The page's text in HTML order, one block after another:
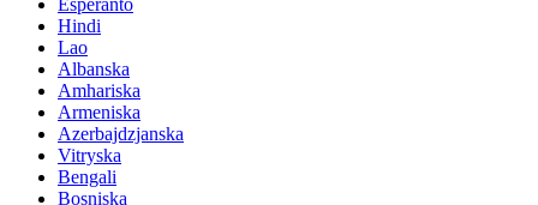
Esperanto
Hindi
Lao
Albanska
Amhariska
Armeniska
Azerbajdzjanska
Vitryska
Bengali
Bosniska